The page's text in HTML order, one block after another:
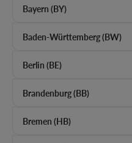
Bayern (BY)
Baden-Württemberg (BW)
Berlin (BE)
Brandenburg (BB)
Bremen (HB)